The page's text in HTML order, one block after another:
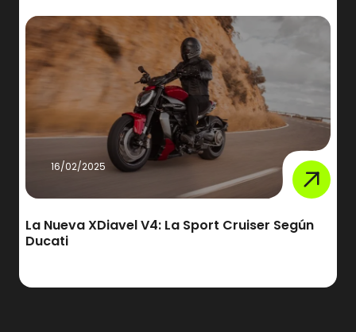
16/02/2025
La Nueva XDiavel V4: La Sport Cruiser Según
Ducati